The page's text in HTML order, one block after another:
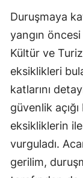
Duruşmaya
yangın
Kültür ve
eksiklikleri
katlarını
güvenlik
eksikliklerin
vurguladı.
gerilim,